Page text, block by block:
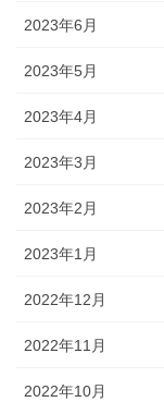
2023年6月
2023年5月
2023年4月
2023年3月
2023年2月
2023年1月
2022年12月
2022年11月
2022年10月